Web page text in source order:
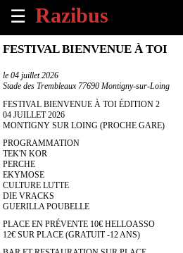
☰
×
Tous
les
évènements
à
venir
Annoncer
un
évènement
FESTIVAL BIENVENUE À TOI
le 04 juillet 2026
Stade des Trembleaux 77690 Montigny-sur-Loing
FESTIVAL BIENVENUE À TOI ÉDITION 2
04 JUILLET 2026
MONTIGNY SUR LOING (PROCHE GARE)
PROGRAMMATION
TEK'N KOR
PERCHE
EKYMOSE
CULTURE LUTTE
DIE VRACKS
GUERILLA POUBELLE
PLACE EN PRÉVENTE 10€ HELLOASSO
12€ SUR PLACE (GRATUIT -12 ANS)